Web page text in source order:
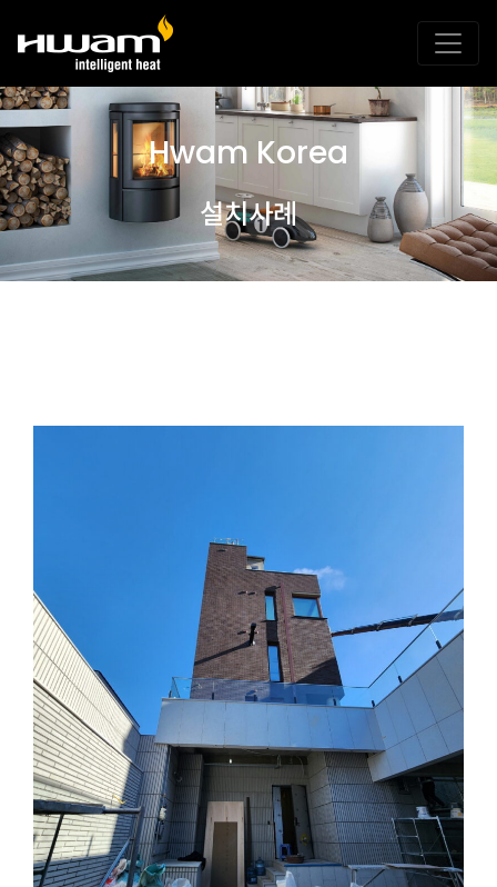
Hwam Korea
설치사례